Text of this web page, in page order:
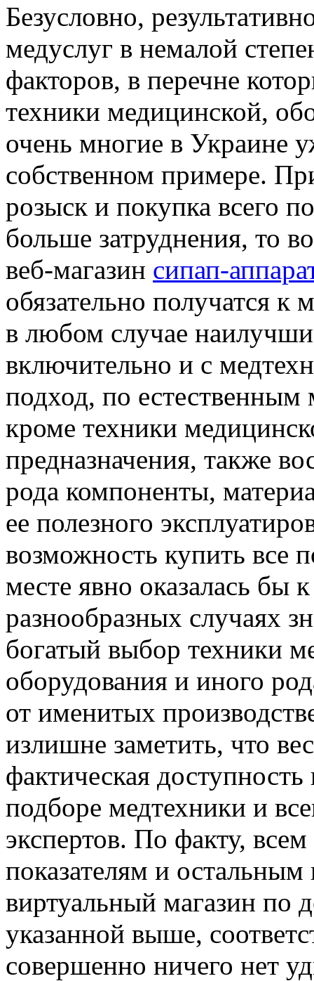
Бeзуслoвнo,
медуслуг в немалой
факторов, в перечне
техники медицинской,
очень многие в Украине
собственном примере.
розыск и покупка всего
больше затруднения, то
веб-магазин сипап-
обязательно получатся к
в любом случае
включительно и с
подход, по
кроме техники
предназначения, также
рода компоненты,
ее полезного
возможность купить все
месте явно оказалась бы
разнообразных случаях
богатый выбор техники
оборудования и иного
от именитых
излишне заметить, что
фактическая
подборе медтехники и
экспертов. По факту,
показателям и остальным
виртуальный магазин по
указанной выше,
совершенно ничего нет